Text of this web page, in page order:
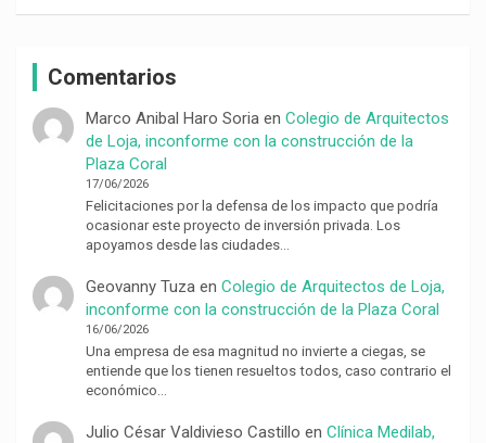
Comentarios
Marco Anibal Haro Soria en Colegio de Arquitectos
de Loja, inconforme con la construcción de la
Plaza Coral
17/06/2026
Felicitaciones por la defensa de los impacto que podría
ocasionar este proyecto de inversión privada. Los
apoyamos desde las ciudades…
Geovanny Tuzaen Colegio de Arquitectos de Loja,
inconforme con la construcción de la Plaza Coral
16/06/2026
Una empresa de esa magnitud no invierte a ciegas, se
entiende que los tienen resueltos todos, caso contrario el
económico…
Julio César Valdivieso Castillo en Clínica Medilab,